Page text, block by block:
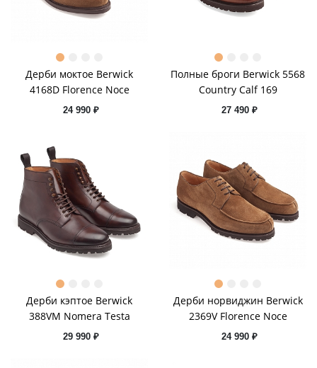
Дерби моктое Berwick
4168D Florence Noce
24 990 ₽
Полные броги Berwick 5568
Country Calf 169
27 490 ₽
Дерби кэптое Berwick
388VM Nomera Testa
29 990 ₽
Дерби норвиджин Berwick
2369V Florence Noce
24 990 ₽